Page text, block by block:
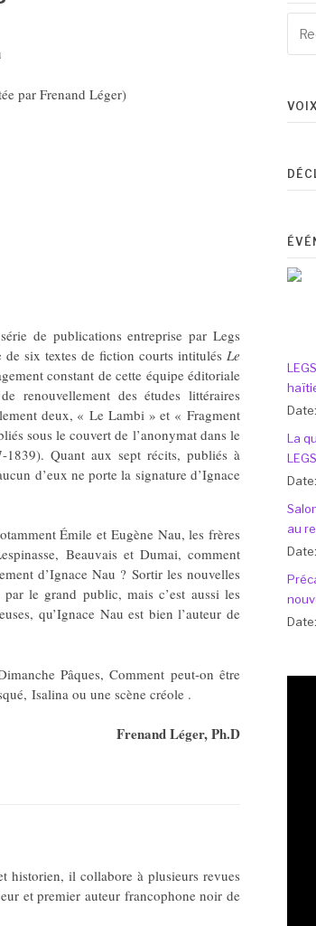
par Frenand Léger)
de publications entreprise par Legs
six textes de fiction courts intitulés Le
constant de cette équipe éditoriale
renouvellement des études littéraires
deux, « Le Lambi » et « Fragment
sous le couvert de l’anonymat dans le
1839). Quant aux sept récits, publiés à
d’eux ne porte la signature d’Ignace
Émile et Eugène Nau, les frères
Beauvais et Dumai, comment
d’Ignace Nau ? Sortir les nouvelles
le grand public, mais c’est aussi les
qu’Ignace Nau est bien l’auteur de
Pâques, Comment peut-on être
Isalina ou une scène créole .
Frenand Léger, Ph.D
historien, il collabore à plusieurs revues
et premier auteur francophone noir de
pour
:
La
au